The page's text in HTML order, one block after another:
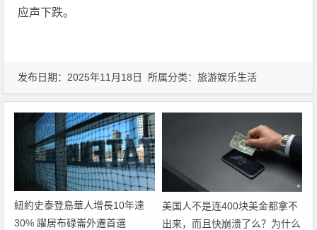
应声下跌。
发布日期：2025年11月18日 所属分类：旅游娱乐生活
紐約史泰登島華人增長10年達
30% 躍居布碌崙外遷首選
美国人不是连400块美金都拿不
出来，而且快崩溃了么？为什么